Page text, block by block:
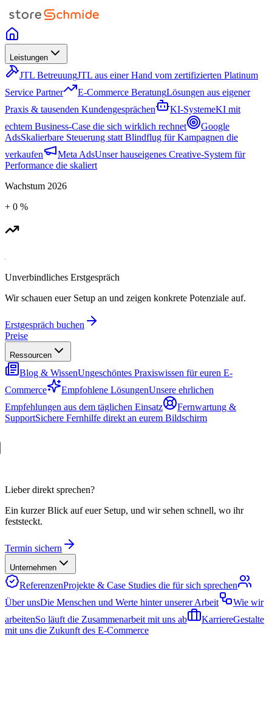
Leistungen
JTL BetreuungJTL aus einer Hand vom zertifizierten Platinum
Service Partner
E-Commerce BeratungLösungen aus eigener
Praxis & tausenden Kundengesprächen
KI-SystemeKI mit
echtem Business-Case die sich wirklich rechnet
Google
AdsSkalierbare Steuerung statt Blindflug für Kampagnen die
verkaufen
Meta AdsUnser hauseigenes Creative-System für
Performance die skaliert
Wachstum 2026
+ 0 %
Unverbindliches Erstgespräch
Wir schauen euer Setup an und zeigen konkrete Potenziale auf.
Erstgespräch buchen
Preise
Ressourcen
Blog & WissenUngeschöntes Praxiswissen für euren E-
Commerce
Empfohlene LösungenUnsere ehrlichen
Empfehlungen aus dem täglichen Einsatz
Fernwartung &
SupportSichere Fernhilfe direkt an eurem Bildschirm
Lieber direkt sprechen?
Ein kurzer Blick auf euer Setup, und wir sehen schnell, wo ihr
feststeckt.
Termin sichern
Unternehmen
ReferenzenProjekte & Case Studies die für sich sprechen
Über unsDie Menschen und Werte hinter unserer Arbeit
Wie wir
arbeitenSo läuft die Zusammenarbeit mit uns ab KarriereGestalte
mit uns die Zukunft des E-Commerce